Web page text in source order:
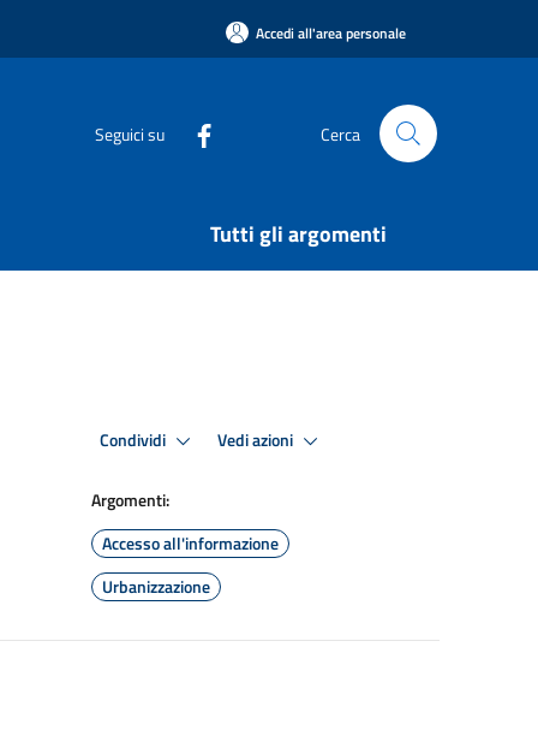
Accedi all'area personale
Seguici su Cerca
Tutti gli argomenti
Condividi Vedi azioni
Argomenti:
Accesso all'informazione
Urbanizzazione